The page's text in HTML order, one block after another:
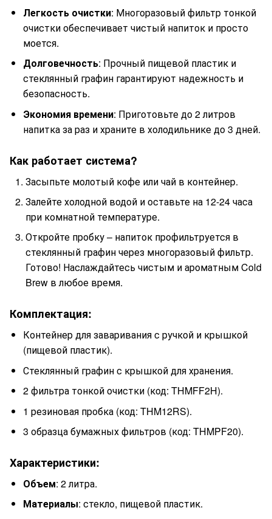
Легкость очистки: Многоразовый фильтр тонкой
очистки обеспечивает чистый напиток и просто
моется.
Долговечность: Прочный пищевой пластик и
стеклянный графин гарантируют надежность и
безопасность.
Экономия времени: Приготовьте до 2 литров
напитка за раз и храните в холодильнике до 3 дней.
Как работает система?
Засыпьте молотый кофе или чай в контейнер.
Залейте холодной водой и оставьте на 12-24 часа
при комнатной температуре.
Откройте пробку – напиток профильтруется в
стеклянный графин через многоразовый фильтр.
Готово! Наслаждайтесь чистым и ароматным Cold
Brew в любое время.
Комплектация:
Контейнер для заваривания с ручкой и крышкой
(пищевой пластик).
Стеклянный графин с крышкой для хранения.
2 фильтра тонкой очистки (код: THMFF2H).
1 резиновая пробка (код: THM12RS).
3 образца бумажных фильтров (код: THMPF20).
Характеристики:
Объем: 2 литра.
Материалы: стекло, пищевой пластик.